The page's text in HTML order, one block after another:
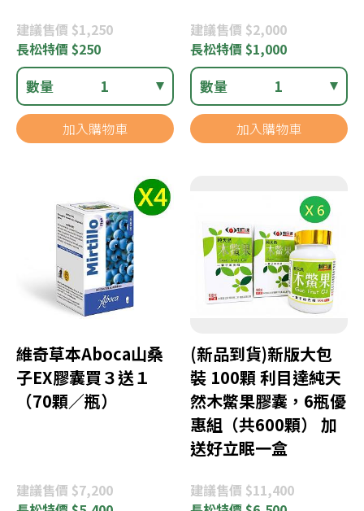
建議售價 $1,250
長松特價 $250
數量 1
加入購物車
建議售價 $2,000
長松特價 $1,000
數量 1
加入購物車
維奇草本Aboca山桑
子EX膠囊買３送１
（70顆／瓶）
建議售價 $7,200
(新品到貨)新版大包
裝 100顆 利目達純天
然木鱉果膠囊，6瓶優
惠組（共600顆） 加
送好立眠一盒
建議售價 $11,400